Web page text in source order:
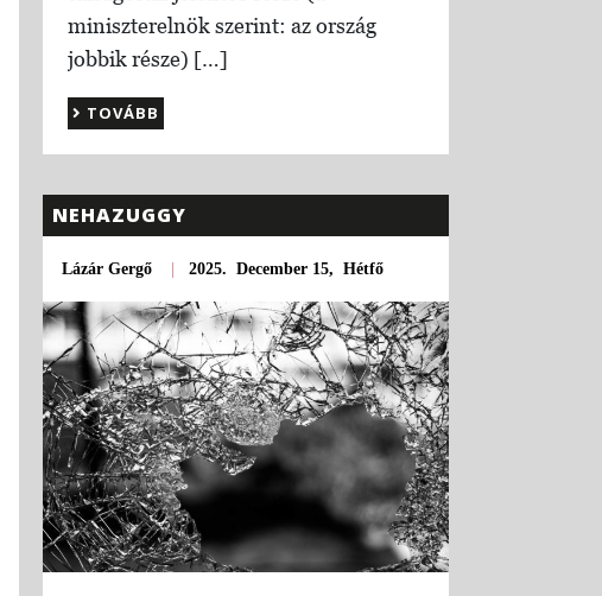
miniszterelnök szerint: az ország
jobbik része) […]
TOVÁBB
NEHAZUGGY
Lázár Gergő |2025. December 15, Hétfő